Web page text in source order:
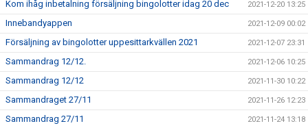
Kom ihåg inbetalning försäljning bingolotter idag 20 dec 2021-12-20 13:25
Innebandyappen 2021-12-09 00:02
Försäljning av bingolotter uppesittarkvällen 2021 2021-12-07 23:31
Sammandrag 12/12. 2021-12-06 10:25
Sammandrag 12/12 2021-11-30 10:22
Sammandraget 27/11 2021-11-26 12:23
Sammandrag 27/11 2021-11-24 13:18